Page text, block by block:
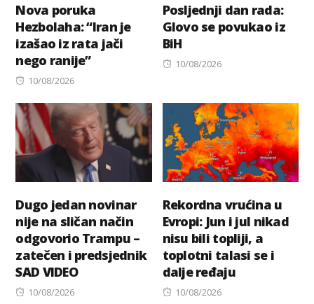
Nova poruka
Hezbolaha: “Iran je
izašao iz rata jači
nego ranije”
Posted
10/08/2026
Posljednji dan rada:
Glovo se povukao iz
BiH
Posted
10/08/2026
Dugo jedan novinar
nije na sličan način
odgovorio Trampu –
zatečen i predsjednik
SAD VIDEO
Posted
10/08/2026
Rekordna vrućina u
Evropi: Jun i jul nikad
nisu bili topliji, a
toplotni talasi se i
dalje ređaju
Posted
10/08/2026